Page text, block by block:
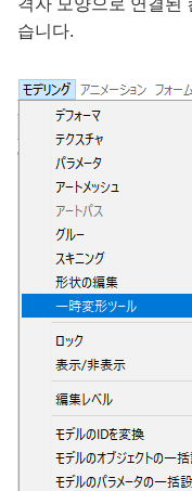
격자 모양으로 연결된
습니다.